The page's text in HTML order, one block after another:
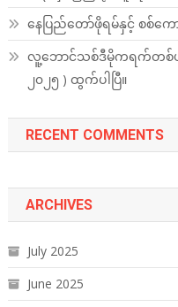
နေပြည်တော်ဖိုရမ်နှင့် စစ်က
လူ့ဘောင်သစ်ဒီမိုကရက်တစ်ပါ
၂၀၂၅ ) ထွက်ပါပြီ။
RECENT COMMENTS
ARCHIVES
July 2025
June 2025